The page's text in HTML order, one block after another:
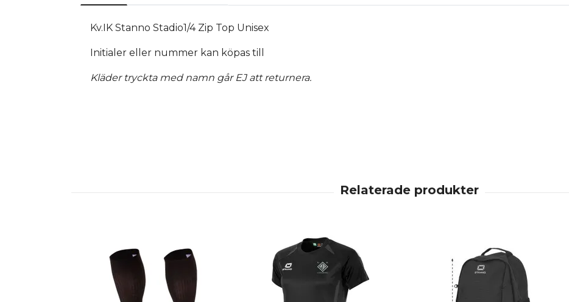
Kv.IK Stanno Stadio1/4 Zip Top Unisex
Initialer eller nummer kan köpas till
Kläder tryckta med namn går EJ att returnera.